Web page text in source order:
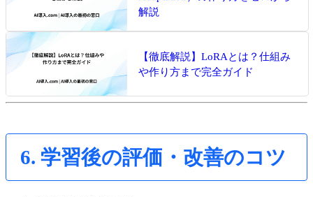
解説
【徹底解説】LoRAとは？仕組み
や作り方まで完全ガイド
6. 学習後の評価・改善のコツ